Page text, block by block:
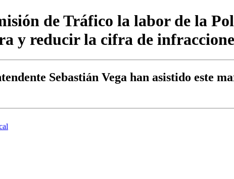
de Tráfico la labor de la
y reducir la cifra de
Sebastián Vega han asistido este